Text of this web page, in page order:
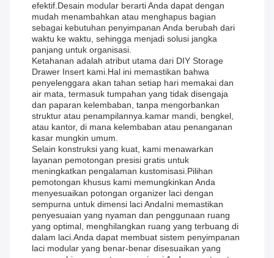
efektif.Desain modular berarti Anda dapat dengan
mudah menambahkan atau menghapus bagian
sebagai kebutuhan penyimpanan Anda berubah dari
waktu ke waktu, sehingga menjadi solusi jangka
panjang untuk organisasi.
Ketahanan adalah atribut utama dari DIY Storage
Drawer Insert kami.Hal ini memastikan bahwa
penyelenggara akan tahan setiap hari memakai dan
air mata, termasuk tumpahan yang tidak disengaja
dan paparan kelembaban, tanpa mengorbankan
struktur atau penampilannya.kamar mandi, bengkel,
atau kantor, di mana kelembaban atau penanganan
kasar mungkin umum.
Selain konstruksi yang kuat, kami menawarkan
layanan pemotongan presisi gratis untuk
meningkatkan pengalaman kustomisasi.Pilihan
pemotongan khusus kami memungkinkan Anda
menyesuaikan potongan organizer laci dengan
sempurna untuk dimensi laci AndaIni memastikan
penyesuaian yang nyaman dan penggunaan ruang
yang optimal, menghilangkan ruang yang terbuang di
dalam laci.Anda dapat membuat sistem penyimpanan
laci modular yang benar-benar disesuaikan yang